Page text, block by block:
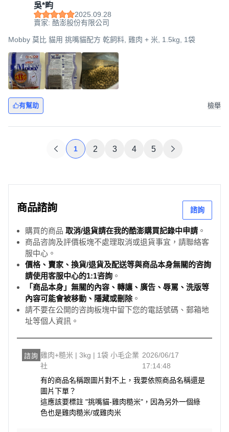
吳*畇
2025.09.28
賣家: 酷澎股份有限公司
Mobby 莫比 貓用 挑嘴貓配方 乾飼料, 雞肉 + 米, 1.5kg, 1袋
有幫助 檢舉
1 2 3 4 5
商品諮詢 諮詢
購買的商品 取消/退貨請在我的酷澎購買記錄中申請 。
商品咨詢及評價板塊不處理取消或退貨事宜，請聯絡客
服中心。
價格、賣家、換貨/退貨及配送等與商品本身無關的咨詢
請使用客服中心的1:1咨詢 。
「商品本身」無關的內容、轉讓、廣告、辱罵、洗版等
內容可能會被移動、隱藏或刪除。
請不要在公開的咨詢板塊中留下您的電話號碼、郵箱地
址等個人資訊。
諮詢 雞肉+糙米 | 3kg | 1袋 小毛企業
社
2026/06/17
17:14:48
有的商品名稱跟圖片對不上，我要依照商品名稱還是
圖片下單？
這應該要標註 "挑嘴貓-雞肉糙米"，因為另外一個綠
色也是雞肉糙米/或雞肉米